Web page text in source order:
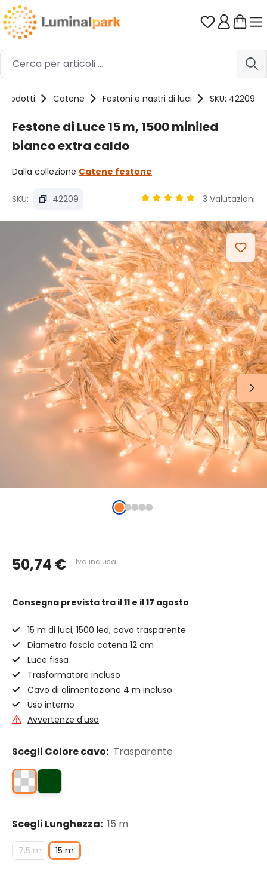
Passa al contenuto principale Hai 0
Prodotti Catene Festoni e nastri di luci SKU: 42209
Festone di Luce 15 m, 1500 miniled
bianco extra caldo
Dalla collezione Catene festone
SKU: 42209 3 Valutazioni
Salta la galleria di immagini
50,74 € Iva inclusa
Consegna prevista tra il 11 e il 17 agosto
15 m di luci, 1500 led, cavo trasparente
Diametro fascio catena 12 cm
Luce fissa
Trasformatore incluso
Cavo di alimentazione 4 m incluso
Uso interno
Avvertenze d'uso
Scegli Colore cavo: Trasparente
Scegli Lunghezza: 15 m
7,5 m 15 m